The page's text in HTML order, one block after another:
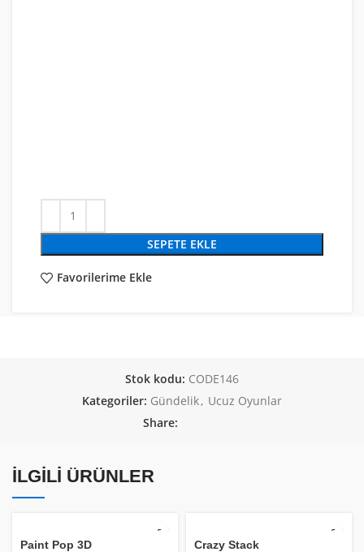
SEPETE EKLE
Favorilerime Ekle
Stok kodu: CODE146
Kategoriler: Gündelik, Ucuz Oyunlar
Share:
İLGILI ÜRÜNLER
Paint Pop 3D Crazy Stack